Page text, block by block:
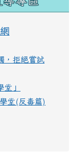
，拒絕嘗試
」
堂(反毒篇)